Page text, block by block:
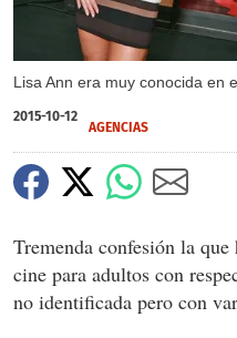
Lisa Ann era muy conocida en
2015-10-12
AGENCIAS
Tremenda confesión la
cine para adultos con
no identificada pero con